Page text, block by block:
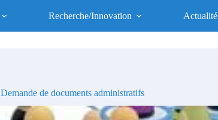
UFR des Sciences de la Santé
UFR d'Excellence, Socialement Responsable
Recherche/Innovation Actualité
Demande de documents administratifs